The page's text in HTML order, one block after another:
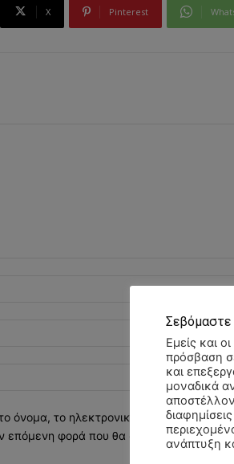
X Pinterest
όνομα, το ηλεκτρονικό ταχυδρομείο
επόμενη φορά που θα σχολιάσω.
Σεβόμαστε
Εμείς και
πρόσβαση
και
μοναδικά
ανάπτυξη